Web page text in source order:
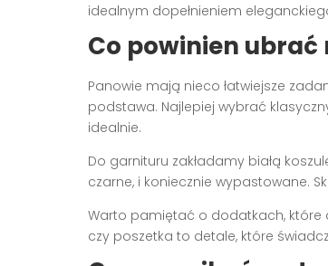
idealnym dopełnieniem
Co powinien ubrać
Panowie mają nieco łatwiejsze
podstawa. Najlepiej wybrać
idealnie.
Do garnituru zakładamy białą
czarne, i koniecznie wypastowane.
Warto pamiętać o dodatkach, które
czy poszetka to detale, które